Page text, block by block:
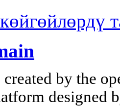
by the
designed